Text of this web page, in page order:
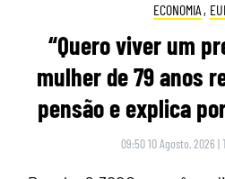
ECONOMIA ,
“Quero viver um
mulher de 79 anos
pensão e explica
09:50 10 Agosto, 2026 |